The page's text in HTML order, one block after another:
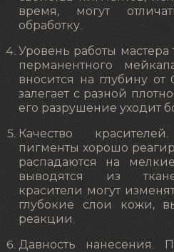
время, могут
обработку.
Уровень работы
перманентного
вносится на глубину
залегает с разной
его разрушение уходит
Качество
пигменты хорошо
распадаются на
выводятся из
красители могут
глубокие слои кожи,
реакции.
Давность нанесения.